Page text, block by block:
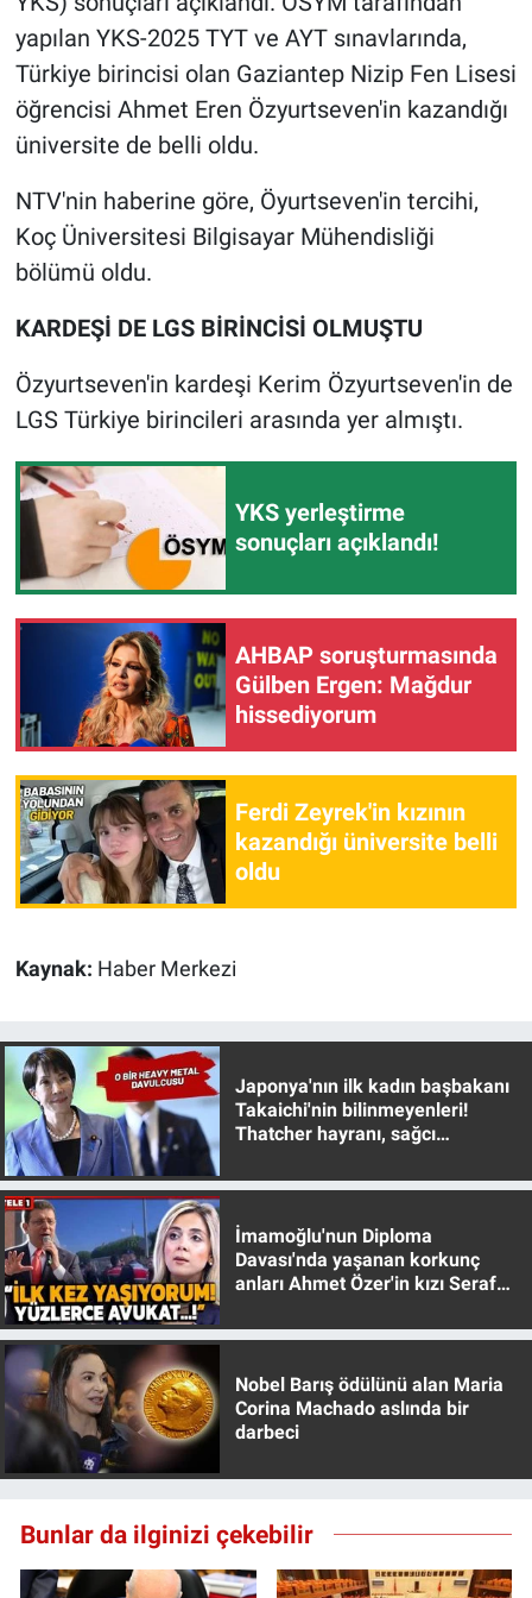
yapılan YKS-2025 TYT ve AYT sınavlarında,
Türkiye birincisi olan Gaziantep Nizip Fen Lisesi
öğrencisi Ahmet Eren Özyurtseven'in kazandığı
üniversite de belli oldu.
NTV'nin haberine göre, Öyurtseven'in tercihi,
Koç Üniversitesi Bilgisayar Mühendisliği
bölümü oldu.
KARDEŞİ DE LGS BİRİNCİSİ OLMUŞTU
Özyurtseven'in kardeşi Kerim Özyurtseven'in de
LGS Türkiye birincileri arasında yer almıştı.
YKS yerleştirme
sonuçları açıklandı!
AHBAP soruşturmasında
Gülben Ergen: Mağdur
hissediyorum
Ferdi Zeyrek'in kızının
kazandığı üniversite belli
oldu
Kaynak: Haber Merkezi
Japonya'nın ilk kadın başbakanı
Takaichi'nin bilinmeyenleri!
Thatcher hayranı, sağcı
İmamoğlu'nun Diploma
Davası'nda yaşanan korkunç
anları Ahmet Özer'in kızı Seraf
Nobel Barış ödülünü alan Maria
Corina Machado aslında bir
darbeci
Bunlar da ilginizi çekebilir
Günün görüntüsü
İlan
Kültür Sanat
Ne demişti
Nedir
Popüler
Programlar
Sağlık
Spor
Teknoloji
Türkiye'nin Geleceği
Türkiye'nin Gündemi
Yerel Yaşam
Canlı Yayın